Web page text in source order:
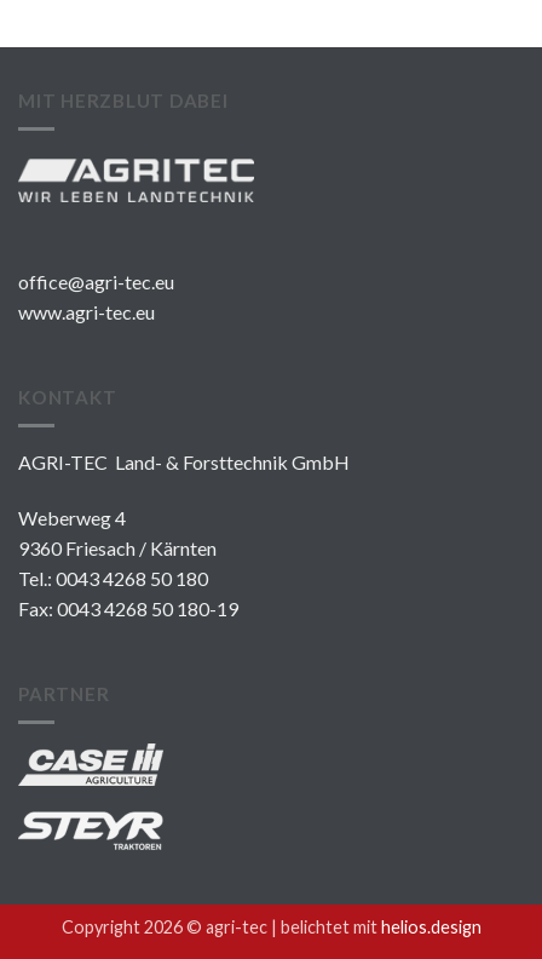
MIT HERZBLUT DABEI
office@agri-tec.eu
www.agri-tec.eu
KONTAKT
AGRI-TEC Land- & Forsttechnik GmbH
Weberweg 4
9360 Friesach / Kärnten
Tel.: 0043 4268 50 180
Fax: 0043 4268 50 180-19
PARTNER
Copyright 2026 © agri-tec | belichtet mithelios.design